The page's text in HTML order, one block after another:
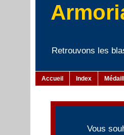
Retrouvons les
Accueil Index
Vous